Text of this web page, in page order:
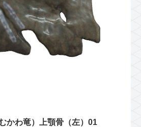
かわ竜）上顎骨（左）01